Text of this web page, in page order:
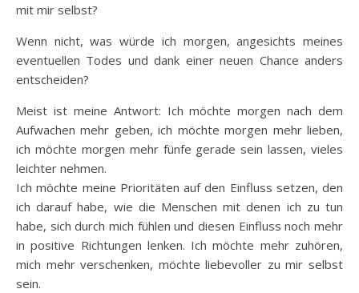
mit mir selbst?
Wenn nicht, was würde ich morgen, angesichts meines
eventuellen Todes und dank einer neuen Chance anders
entscheiden?
Meist ist meine Antwort: Ich möchte morgen nach dem
Aufwachen mehr geben, ich möchte morgen mehr lieben,
ich möchte morgen mehr fünfe gerade sein lassen, vieles
leichter nehmen.
Ich möchte meine Prioritäten auf den Einfluss setzen, den
ich darauf habe, wie die Menschen mit denen ich zu tun
habe, sich durch mich fühlen und diesen Einfluss noch mehr
in positive Richtungen lenken. Ich möchte mehr zuhören,
mich mehr verschenken, möchte liebevoller zu mir selbst
sein.